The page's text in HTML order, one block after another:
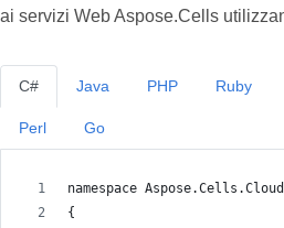
ai servizi Web Aspose.Cells
C#
namespace
{
Java PHP Ruby
Perl Go